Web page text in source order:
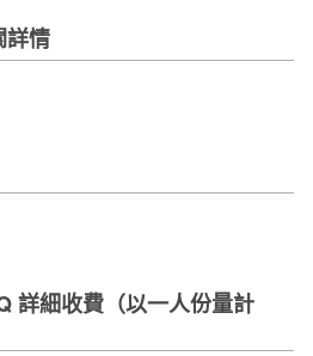
詳情
詳細收費（以一人份量計